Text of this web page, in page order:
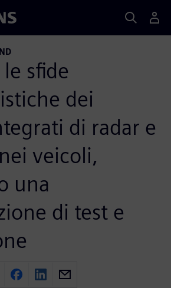
sfide
dei
di radar e
veicoli,
una
di test e